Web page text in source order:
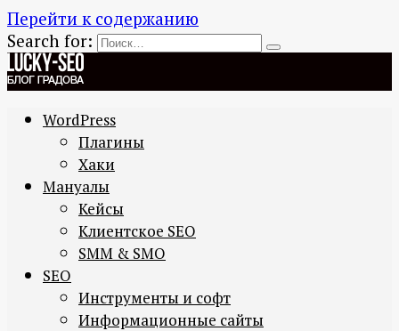
Перейти к содержанию
Search for:
WordPress
Плагины
Хаки
Мануалы
Кейсы
Клиентское SEO
SMM & SMO
SEO
Инструменты и софт
Информационные сайты